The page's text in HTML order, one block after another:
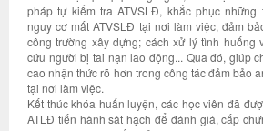
pháp tự kiểm tra ATVSLĐ, khắc phục
nguy cơ mất ATVSLĐ tại nơi làm việc, đảm
công trường xây dựng; cách xử lý tình huống
cứu người bị tai nạn lao động... Qua đó, giúp
cao nhận thức rõ hơn trong công tác đảm bảo
tại nơi làm việc.
Kết thúc khóa huấn luyện, các học viên đã
ATLĐ tiến hành sát hạch để đánh giá, cấp